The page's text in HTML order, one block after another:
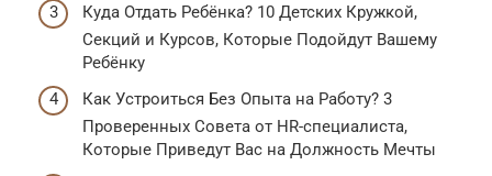
Куда Отдать Ребёнка? 10 Детских Кружкой,
Секций и Курсов, Которые Подойдут Вашему
Ребёнку
Как Устроиться Без Опыта на Работу? 3
Проверенных Совета от HR-специалиста,
Которые Приведут Вас на Должность Мечты